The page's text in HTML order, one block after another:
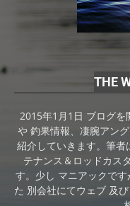
THE
2015年1月1日 ブログを
や 釣果情報、凄腕アン
紹介していきます。筆
テナンス＆ロッドカス
す。少し マニアックで
た 別会社にてウェブ 及